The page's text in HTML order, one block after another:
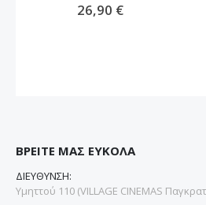
26,90 €
ΒΡΕΙΤΕ ΜΑΣ ΕΥΚΟΛΑ
ΔΙΕΥΘΥΝΣΗ:
Υμηττού 110 (VILLAGE CINEMAS